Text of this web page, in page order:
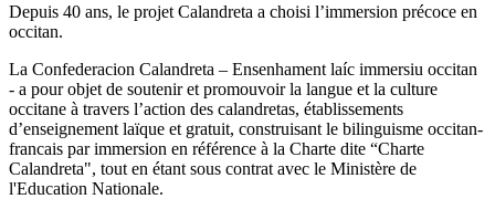
Depuis 40 ans, le projet Calandreta a choisi l’immersion précoce en
occitan.
La Confederacion Calandreta – Ensenhament laíc immersiu occitan
- a pour objet de soutenir et promouvoir la langue et la culture
occitane à travers l’action des calandretas, établissements
d’enseignement laïque et gratuit, construisant le bilinguisme occitan-
francais par immersion en référence à la Charte dite “Charte
Calandreta", tout en étant sous contrat avec le Ministère de
l'Education Nationale.